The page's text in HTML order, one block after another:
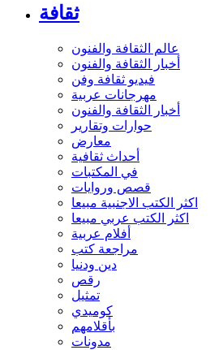
ثقافة
عالم الثقافة والفنون
أخبار الثقافة والفنون
فيديو ثقافة وفن
مهرجانات عربية
أخبار الثقافة والفنون
حوارات وتقارير
معارض
أحداث ثقافية
في المكتبات
قصص وروايات
اكثر الكتب الاجنبية مبيعا
اكثر الكتب عربي مبيعا
أفلام عربية
مراجعة كتب
دين ودنيا
رقص
تمثيل
كوميدي
بأقلامهم
مدونات